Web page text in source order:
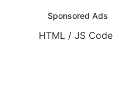
Sponsored Ads
HTML / JS Code